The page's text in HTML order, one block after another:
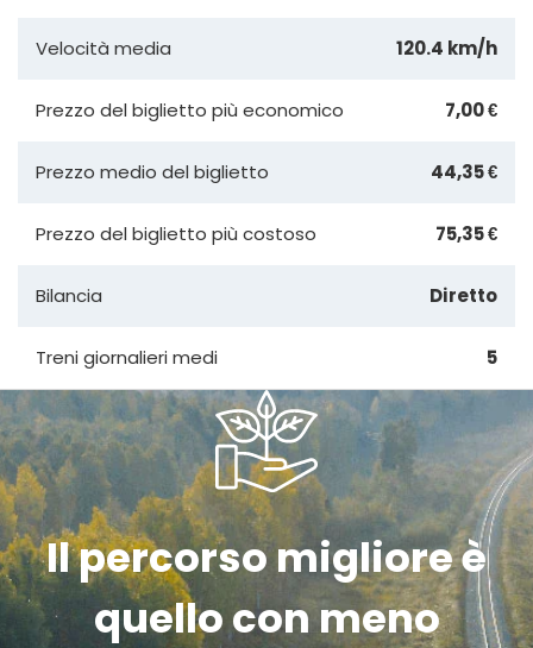
Velocità media 120.4 km/h
Prezzo del biglietto più economico 7,00 €
Prezzo medio del biglietto 44,35 €
Prezzo del biglietto più costoso 75,35 €
Bilancia Diretto
Treni giornalieri medi 5
Il percorso migliore è
quello con meno